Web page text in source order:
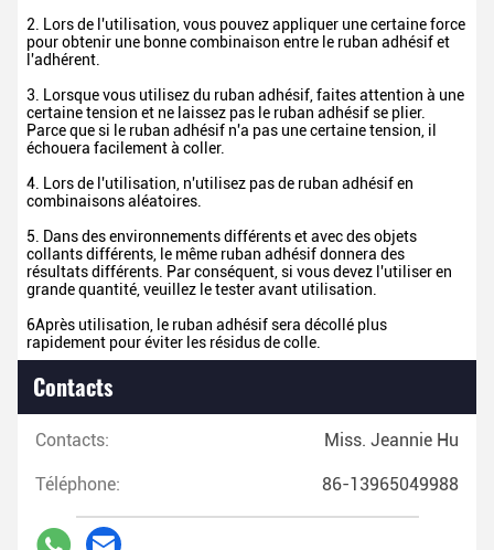
2. Lors de l'utilisation, vous pouvez appliquer une certaine force
pour obtenir une bonne combinaison entre le ruban adhésif et
l'adhérent.
3. Lorsque vous utilisez du ruban adhésif, faites attention à une
certaine tension et ne laissez pas le ruban adhésif se plier.
Parce que si le ruban adhésif n'a pas une certaine tension, il
échouera facilement à coller.
4. Lors de l'utilisation, n'utilisez pas de ruban adhésif en
combinaisons aléatoires.
5. Dans des environnements différents et avec des objets
collants différents, le même ruban adhésif donnera des
résultats différents. Par conséquent, si vous devez l'utiliser en
grande quantité, veuillez le tester avant utilisation.
6Après utilisation, le ruban adhésif sera décollé plus
rapidement pour éviter les résidus de colle.
Contacts
Contacts: Miss. Jeannie Hu
Téléphone: 86-13965049988